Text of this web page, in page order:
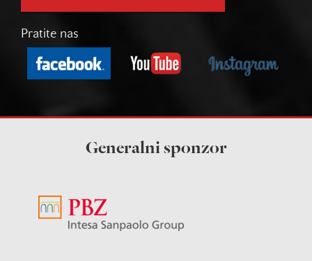
Pratite nas
Generalni sponzor